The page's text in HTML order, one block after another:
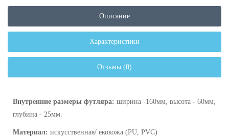
Описание
Характеристики
Отзывы (0)
Внутренние размеры футляра: ширина -160мм, высота - 60мм,
глубина - 25мм.
Материал: искусственная/ екокожа (PU, PVC)